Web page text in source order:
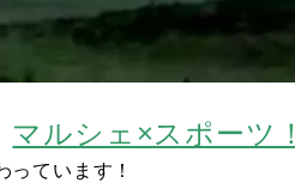
マルシェ×スポーツ！
っています！